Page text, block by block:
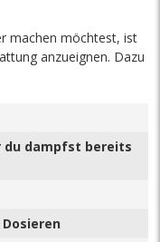
machen möchtest, ist
anzueignen. Dazu
du dampfst bereits